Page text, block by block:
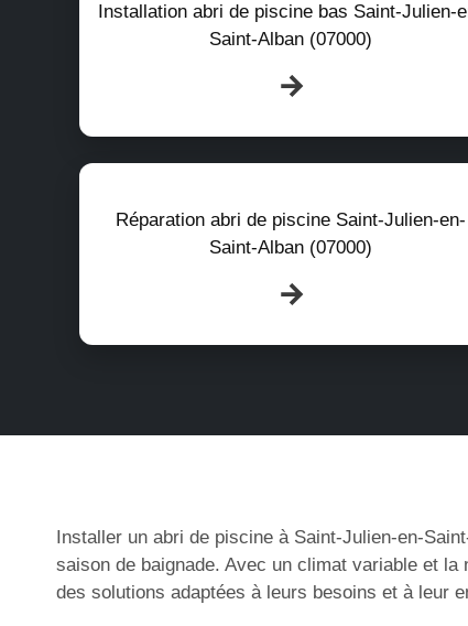
Installation abri de piscine bas Saint-Julien-
Saint-Alban (07000)
Réparation abri de piscine Saint-Julien-en-
Saint-Alban (07000)
Installer un abri de piscine à Saint-Julien-en-
saison de baignade. Avec un climat variable et
des solutions adaptées à leurs besoins et à leur